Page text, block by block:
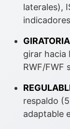
laterales),
girar hacia
RWF/FWF
respaldo
adaptable